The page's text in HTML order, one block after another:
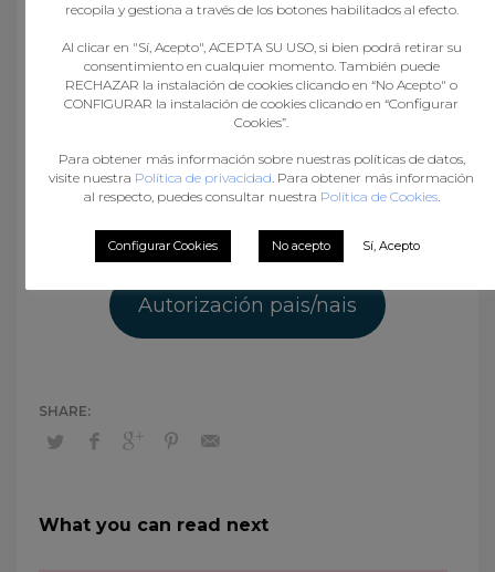
Cadete masculina
Autorización pais/nais
What you can read next
recopila y gestiona a través de los botones habilitados al efecto.
Al clicar en "Sí, Acepto", ACEPTA SU USO, si bien podrá retirar su
consentimiento en cualquier momento. También puede
RECHAZAR la instalación de cookies clicando en “No Acepto" o
CONFIGURAR la instalación de cookies clicando en “Configurar
Cookies”.
Para obtener más información sobre nuestras políticas de datos,
visite nuestra Política de privacidad. Para obtener más información
al respecto, puedes consultar nuestra Política de Cookies.
Configurar Cookies No acepto Sí, Acepto